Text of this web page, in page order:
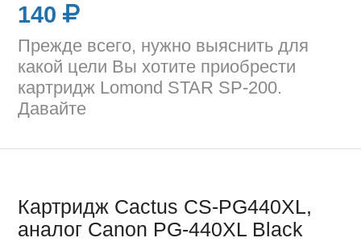
140
Прежде всего, нужно выяснить для
какой цели Вы хотите приобрести
картридж Lomond STAR SP-200.
Давайте
Картридж Cactus CS-PG440XL,
аналог Canon PG-440XL Black